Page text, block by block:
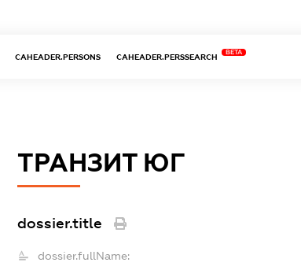
CAHEADER.PERSONS CAHEADER.PERSSEARCH
BETA
ТРАНЗИТ ЮГ
dossier.title
dossier.fullName: